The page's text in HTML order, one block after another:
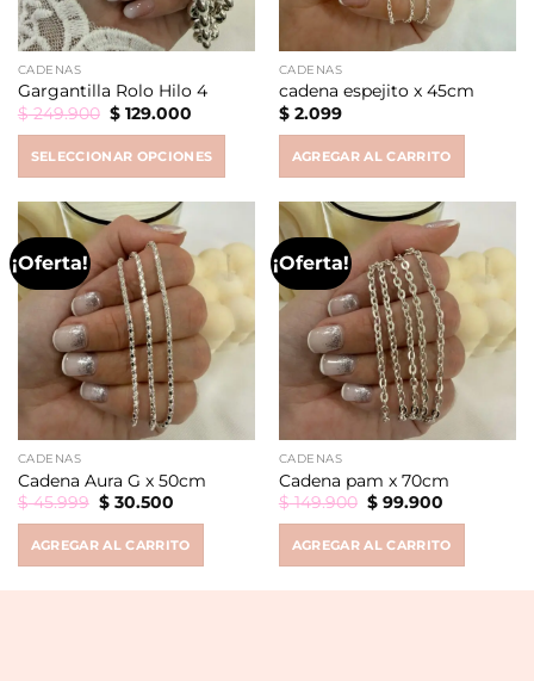
CADENAS
Gargantilla Rolo Hilo 4
$249.900 Original
price
$ 249.900.
$129.000Current
$ 129.000.
SELECCIONAR OPCIONES
product
has
multiple
variants.
options
may
be
on
the
product
page
CADENAS
cadena espejito x 45cm
$2.099
AGREGAR AL CARRITO
¡Oferta!
CADENAS
Cadena Aura G x 50cm
$45.999 Original
price
$ 45.999.
$30.500Current
$ 30.500.
AGREGAR AL CARRITO
¡Oferta!
CADENAS
Cadena pam x 70cm
$149.900 Original
price
$ 149.900.
$99.900Current
$ 99.900.
AGREGAR AL CARRITO